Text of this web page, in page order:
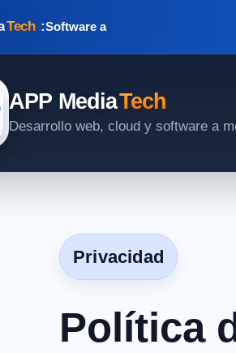
Tech :Software a medid
APP MediaTech
Desarrollo web, cloud y software a
Privacidad
Política